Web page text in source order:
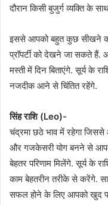
दौरान किसी बुजुर्ग व्यक्ति के
इससे आपको बहुत कुछ सीखने को
प्रॉपर्टी को देखने जा सकते
मस्ती में दिन बिताएंगे. सूर्य के
नजदीक आने से चिंतित रहेंगे.
सिंह राशि (Leo)-
चंद्रमा छठे भाव में रहेगा जिससे
और गजकेसरी योग बनने से
बेहतर परिणाम मिलेंगे. सूर्य के
काम बेहतरीन तरीके से करेंगे.
सफल होने के लिए आपको खुद